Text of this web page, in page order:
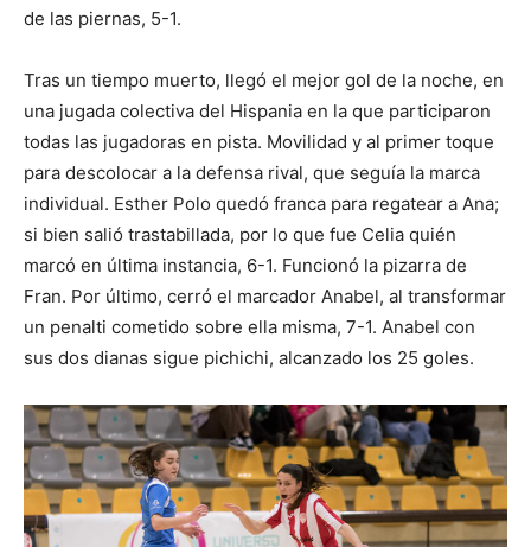
de las piernas, 5-1.
Tras un tiempo muerto, llegó el mejor gol de la noche, en
una jugada colectiva del Hispania en la que participaron
todas las jugadoras en pista. Movilidad y al primer toque
para descolocar a la defensa rival, que seguía la marca
individual. Esther Polo quedó franca para regatear a Ana;
si bien salió trastabillada, por lo que fue Celia quién
marcó en última instancia, 6-1. Funcionó la pizarra de
Fran. Por último, cerró el marcador Anabel, al transformar
un penalti cometido sobre ella misma, 7-1. Anabel con
sus dos dianas sigue pichichi, alcanzado los 25 goles.